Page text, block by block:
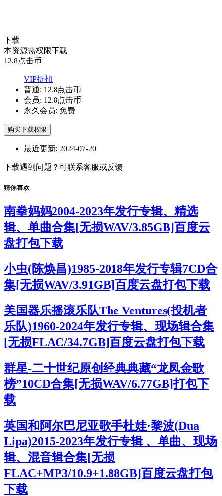
下载
本资源需权限下载
12.8点击币
VIP折扣
普通: 12.8点击币
会员: 12.8点击币
永久会员: 免费
购买下载权限
最近更新: 2024-07-20
下载遇到问题？可联系客服或反馈
猜你喜欢
南拳妈妈2004-2023年发行专辑、精选
辑、单曲合集[无损WAV/3.85GB]百度云
盘打包下载
小虫(陈焕昌)1985-2018年发行专辑7CD合
集[无损WAV/3.91GB]百度云盘打包下载
美国器乐摇滚乐队The Ventures(投机者
乐队)1960-2024年发行专辑、现场辑合集
[无损FLAC/34.7GB]百度云盘打包下载
群星-二十世纪原创经典典藏“龙凤金歌
榜”10CD合集[无损WAV/6.77GB]打包下
载
英国和阿尔巴尼亚歌手杜娃·黎波(Dua
Lipa)2015-2023年发行专辑 、单曲、现场
辑、混音辑合集[无损
FLAC+MP3/10.9+1.88GB]百度云盘打包
下载